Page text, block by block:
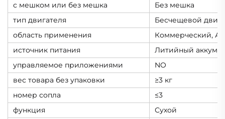
с мешком или без мешка
Без мешка
тип двигателя
Бесчещевой
область применения
Коммерческий,
источник питания
Литийный
управляемое приложениями
NO
вес товара без упаковки
≥3 кг
номер сопла
≤3
функция
Сухой